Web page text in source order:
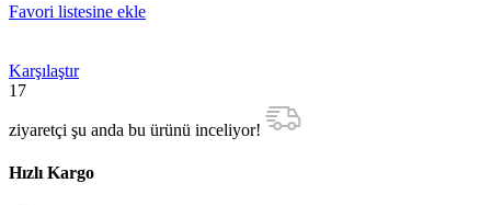
Favori listesine ekle
Karşılaştır
17
ziyaretçi şu anda bu ürünü inceliyor!
Hızlı Kargo